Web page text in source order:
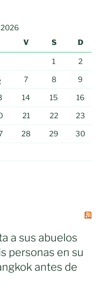
V S D
1 2
7 8 9
14 15 16
21 22 23
28 29 30
a sus abuelos
personas en su
antes de